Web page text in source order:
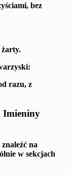
bez
żarty.
razu, z
Imieniny
na
w sekcjach